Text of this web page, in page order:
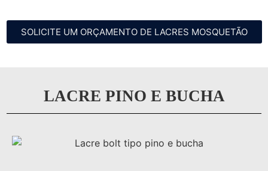
SOLICITE UM ORÇAMENTO DE LACRES MOSQUETÃO
LACRE PINO E BUCHA